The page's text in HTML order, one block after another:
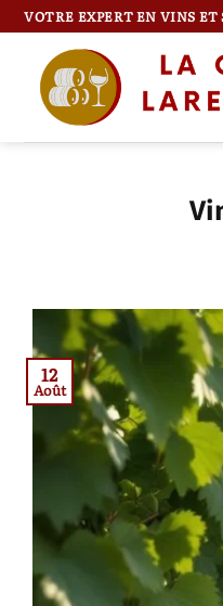
Passer
au
contenu
VOTRE EXPERT EN VINS
12
Août